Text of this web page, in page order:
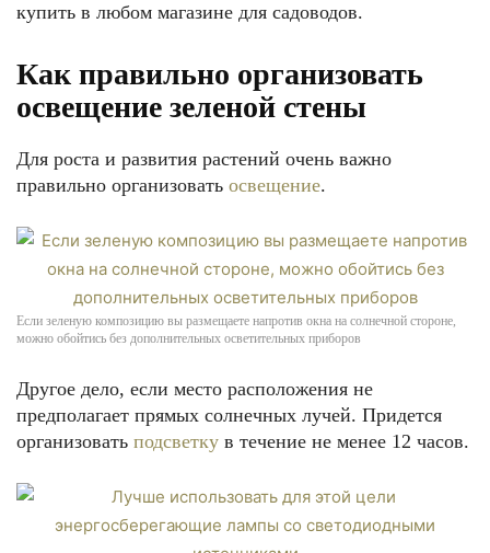
купить в любом магазине для садоводов.
Как правильно организовать
освещение зеленой стены
Для роста и развития растений очень важно
правильно организовать освещение.
Если зеленую композицию вы размещаете напротив окна на солнечной стороне,
можно обойтись без дополнительных осветительных приборов
Другое дело, если место расположения не
предполагает прямых солнечных лучей. Придется
организовать подсветку в течение не менее 12 часов.